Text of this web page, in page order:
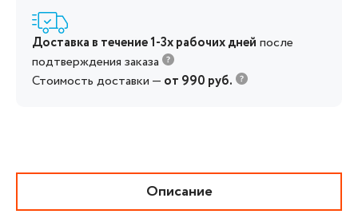
Доставка в течение 1-3х рабочих дней после
подтверждения заказа
Стоимость доставки — от 990 руб.
Описание